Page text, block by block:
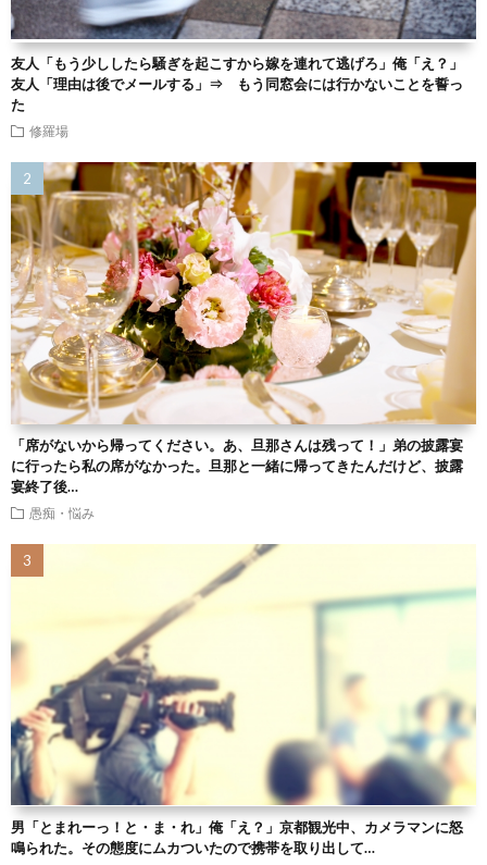
友人「もう少ししたら騒ぎを起こすから嫁を連れて逃げろ」俺「え？」
友人「理由は後でメールする」⇒ もう同窓会には行かないことを誓っ
た
修羅場
「席がないから帰ってください。あ、旦那さんは残って！」弟の披露宴
に行ったら私の席がなかった。旦那と一緒に帰ってきたんだけど、披露
宴終了後…
愚痴・悩み
男「とまれーっ！と・ま・れ」俺「え？」京都観光中、カメラマンに怒
鳴られた。その態度にムカついたので携帯を取り出して…